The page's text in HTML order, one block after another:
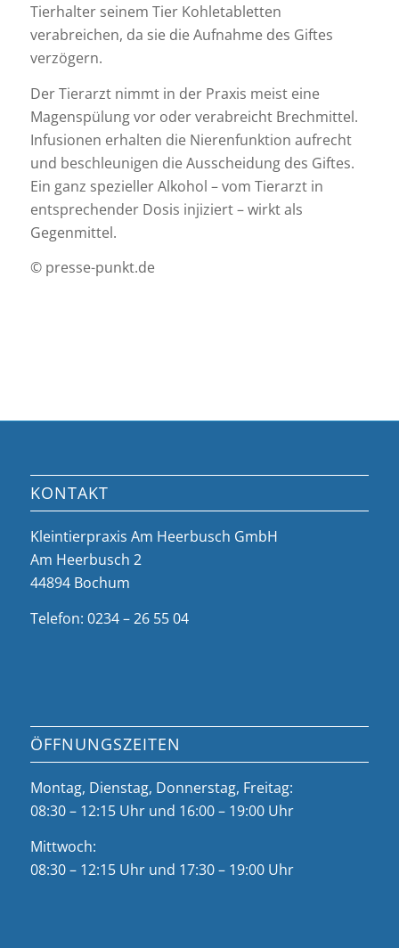
Tierhalter seinem Tier Kohletabletten
verabreichen, da sie die Aufnahme des Giftes
verzögern.
Der Tierarzt nimmt in der Praxis meist eine
Magenspülung vor oder verabreicht Brechmittel.
Infusionen erhalten die Nierenfunktion aufrecht
und beschleunigen die Ausscheidung des Giftes.
Ein ganz spezieller Alkohol – vom Tierarzt in
entsprechender Dosis injiziert – wirkt als
Gegenmittel.
© presse-punkt.de
KONTAKT
Kleintierpraxis Am Heerbusch GmbH
Am Heerbusch 2
44894 Bochum
Telefon: 0234 – 26 55 04
ÖFFNUNGSZEITEN
Montag, Dienstag, Donnerstag, Freitag:
08:30 – 12:15 Uhr und 16:00 – 19:00 Uhr
Mittwoch:
08:30 – 12:15 Uhr und 17:30 – 19:00 Uhr